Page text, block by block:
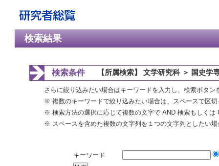
検索結果
検索条件 【所属検索】 文学研究科 ＞ 国史学
さらに絞り込みたい場合はキーワードを入力し、検索ボタ
※ 複数のキーワードで絞り込みたい場合は、スペースで区
※ 検索方法の選択に応じて複数の文字で AND 検索もしくは
※ スペースを含めた複数の文字列を１つの文字列としたい
キーワード